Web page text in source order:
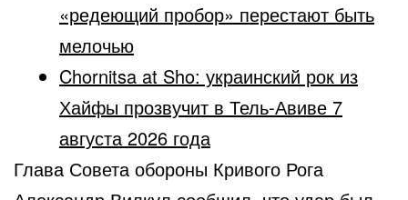
«редеющий пробор» перестают быть
мелочью
Chornitsa at Sho: украинский рок из
Хайфы прозвучит в Тель-Авиве 7
августа 2026 года
Глава Совета обороны Кривого Рога